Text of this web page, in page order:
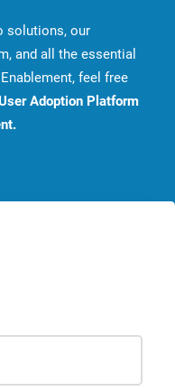
solutions, our
and all the essential
feel free
Adoption Platform